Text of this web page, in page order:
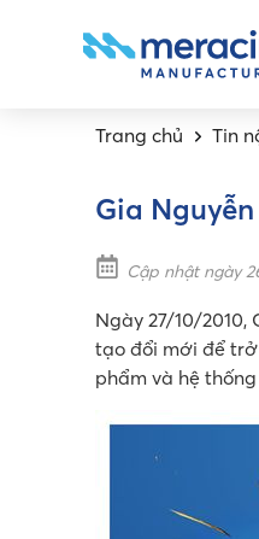
Trang chủ Tin
Gia
Cập nhật ngày
Ngày 27/10/
tạo đổi mới để trở
phẩm và hệ